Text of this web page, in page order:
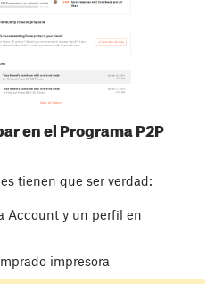
en el Programa P2P
tienen que ser verdad:
Account y un perfil en
impresora